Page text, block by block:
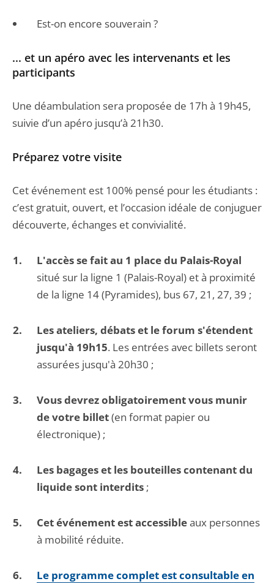
Est-on encore souverain ?
... et un apéro avec les intervenants et les
participants
Une déambulation sera proposée de 17h à 19h45,
suivie d’un apéro jusqu’à 21h30.
Préparez votre visite
Cet événement est 100% pensé pour les étudiants :
c’est gratuit, ouvert, et l’occasion idéale de conjuguer
découverte, échanges et convivialité.
L'accès se fait au 1 place du Palais-Royal
situé sur la ligne 1 (Palais-Royal) et à proximité
de la ligne 14 (Pyramides), bus 67, 21, 27, 39 ;
Les ateliers, débats et le forum s'étendent
jusqu'à 19h15. Les entrées avec billets seront
assurées jusqu'à 20h30 ;
Vous devrez obligatoirement vous munir
de votre billet(en format papier ou
électronique) ;
Les bagages et les bouteilles contenant du
liquide sont interdits ;
Cet événement est accessibleaux personnes
à mobilité réduite.
Le programme complet est consultable en